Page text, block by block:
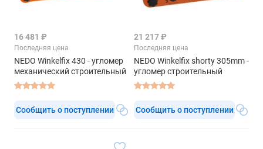
16 481 ₽
Последняя цена
NEDO Winkelfix 430 - угломер
механический строительный
Сообщить о поступлении
21 217 ₽
Последняя цена
NEDO Winkelfix shorty 305mm -
угломер строительный
Сообщить о поступлении